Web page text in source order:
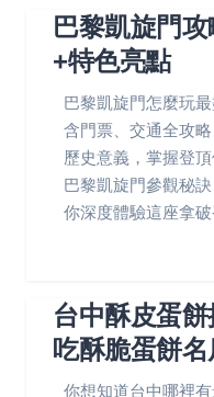
巴黎凱旋門
+特色亮點
巴黎凱旋門怎麼玩
含門票、交通全攻
歷史意義，掌握登
巴黎凱旋門參觀秘
你深度體驗這座拿
台中酥皮蛋
吃酥脆蛋餅
你想知道台中哪裡